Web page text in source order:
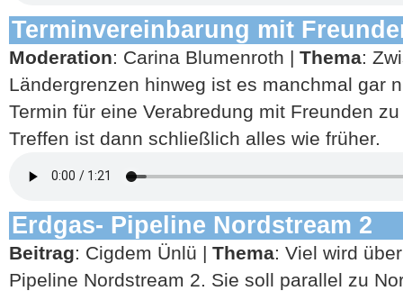
Terminvereinbarung mit
Moderation: Carina Blumenroth | Thema:
Ländergrenzen hinweg ist es manchmal gar
Termin für eine Verabredung mit Freunden
Treffen ist dann schließlich alles wie früher.
Erdgas- Pipeline Nordstream 2
Beitrag: Cigdem Ünlü | Thema: Viel wird
Pipeline Nordstream 2. Sie soll parallel zu